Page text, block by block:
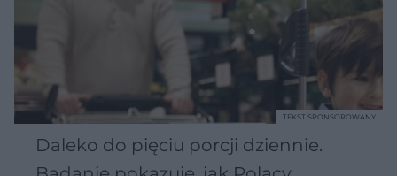
Daleko do pięciu porcji dziennie.
TEKST SPONSOROWANY